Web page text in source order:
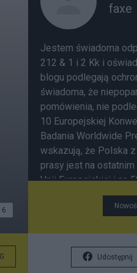
6
faxe
Jestem świadoma
212 & 1 i 2 Kk i
blogu podlegają
świadoma, że
pomówienia, nie
10 Europejskiej
Badania Worldwide
wskazują, że Polska
prasy jest na
Unii Europejskiej i na
„...Osoby wykonujące
względu na swą
grup społecznych -
wystawienia się na
Udostępnij